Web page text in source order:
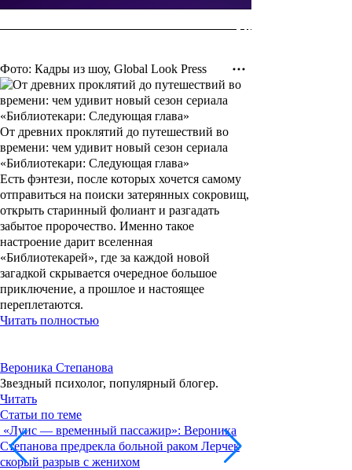
Фото: Кадры из шоу, Global Look Press
От древних проклятий до путешествий во
времени: чем удивит новый сезон сериала
«Библиотекари: Следующая глава»
Есть фэнтези, после которых хочется самому
отправиться на поиски затерянных сокровищ,
открыть старинный фолиант и разгадать
забытое пророчество. Именно такое
настроение дарит вселенная
«Библиотекарей», где за каждой новой
загадкой скрывается очередное большое
приключение, а прошлое и настоящее
переплетаются.
Читать полностью
Вероника Степанова
Звездный психолог, популярный блогер.
Читать
Статьи по теме
«Луис — временный пассажир»: Вероника
Степанова предрекла больной раком Лерчек
скорый разрыв с женихом